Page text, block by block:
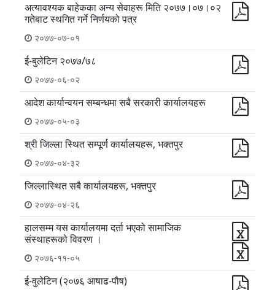
अत्यावश्यक बाहेकका अन्य सेवाहरू मिति २०७७।०७।०२
गतेबाट स्थगित गर्ने निर्णयको पत्र
२०७७-०७-०१
ई-बुलेटिन २०७७/७८
२०७७-०६-०२
आदेश कार्यान्वयन सम्बन्धमा सबै सरकारी कार्यालयहरू
२०७७-०५-०३
श्री जिल्ला स्थित सम्पूर्ण कार्यालयहरू, भक्तपुर
२०७७-०४-३२
जिल्लास्थित सबै कार्यालयहरू, भक्तपुर
२०७७-०४-२६
हालसम्म यस कार्यालयमा दर्ता भएको सामाजिक
संस्थाहरूको विवरण ।
२०७६-११-०५
ई-वुलेटिन (२०७६ आषाढ-पौष)